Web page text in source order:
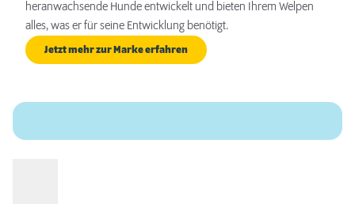
heranwachsende Hunde entwickelt und bieten Ihrem Welpen
alles, was er für seine Entwicklung benötigt.
Jetzt mehr zur Marke erfahren